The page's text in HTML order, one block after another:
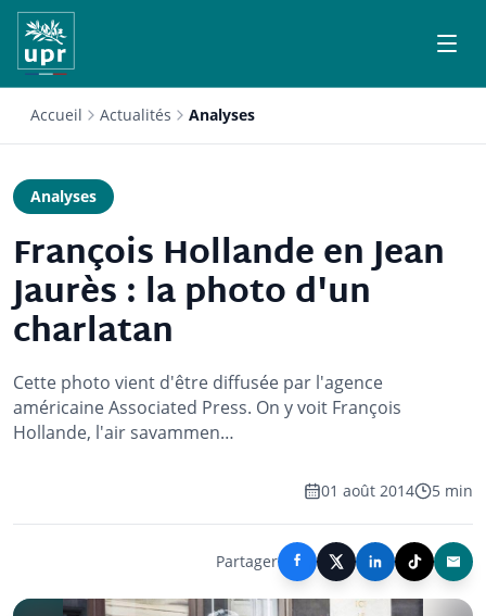
Accueil Actualités Analyses
Analyses
François Hollande en Jean
Jaurès : la photo d'un
charlatan
Cette photo vient d'être diffusée par l'agence
américaine Associated Press. On y voit François
Hollande, l'air savammen…
01 août 2014 5 min
Partager